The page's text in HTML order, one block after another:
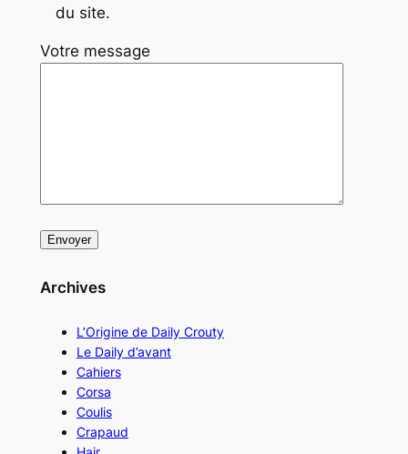
du site.
Votre message
Archives
L’Origine de Daily Crouty
Le Daily d’avant
Cahiers
Corsa
Coulis
Crapaud